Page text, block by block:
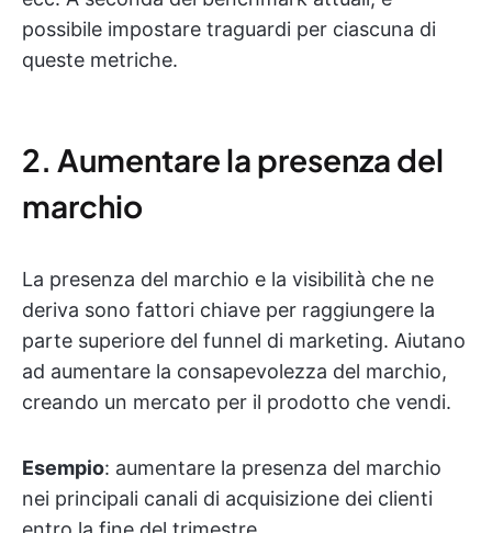
possibile impostare traguardi per ciascuna di
queste metriche.
2. Aumentare la presenza del
marchio
La presenza del marchio e la visibilità che ne
deriva sono fattori chiave per raggiungere la
parte superiore del funnel di marketing. Aiutano
ad aumentare la consapevolezza del marchio,
creando un mercato per il prodotto che vendi.
Esempio: aumentare la presenza del marchio
nei principali canali di acquisizione dei clienti